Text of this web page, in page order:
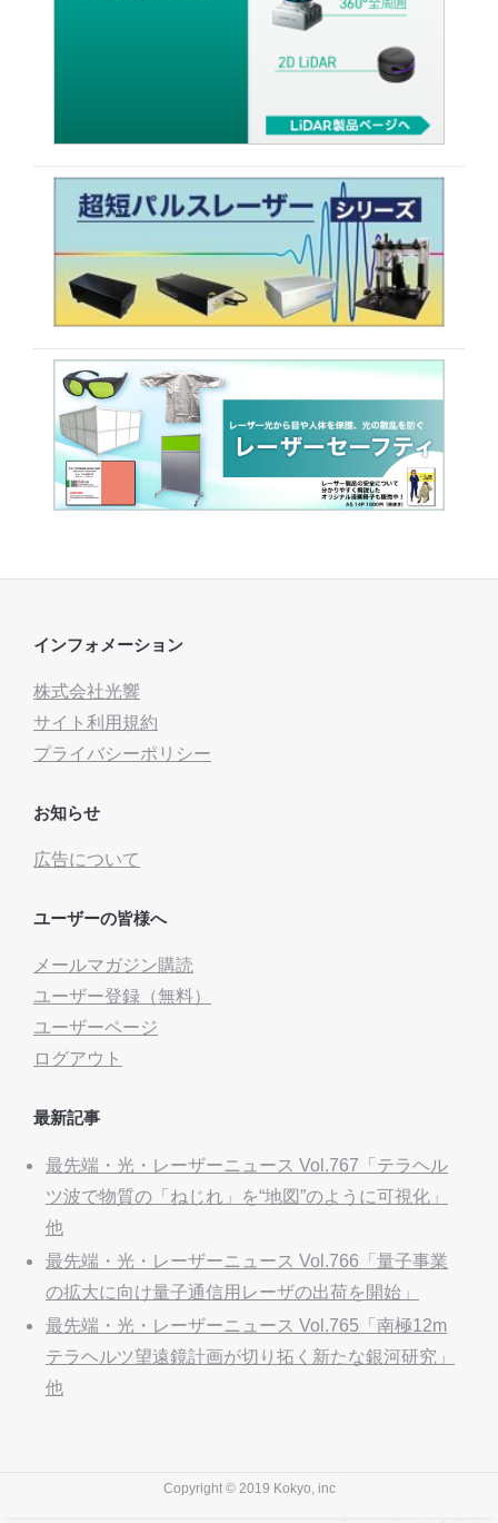
インフォメーション
株式会社光響
サイト利用規約
プライバシーポリシー
お知らせ
広告について
ユーザーの皆様へ
メールマガジン購読
ユーザー登録（無料）
ユーザーページ
ログアウト
最新記事
最先端・光・レーザーニュース Vol.767「テラヘル
ツ波で物質の「ねじれ」を“地図”のように可視化」
他
最先端・光・レーザーニュース Vol.766「量子事業
の拡大に向け量子通信用レーザの出荷を開始」
最先端・光・レーザーニュース Vol.765「南極12m
テラヘルツ望遠鏡計画が切り拓く新たな銀河研究」
他
Copyright © 2019 Kokyo, inc